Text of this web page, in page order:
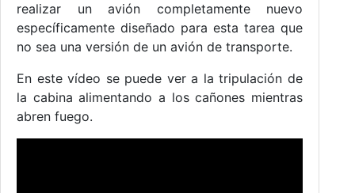
realizar un avión completamente nuevo
específicamente diseñado para esta tarea que
no sea una versión de un avión de transporte.
En este vídeo se puede ver a la tripulación de
la cabina alimentando a los cañones mientras
abren fuego.